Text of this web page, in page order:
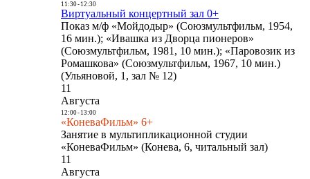
11:30- 12:30
Виртуальный концертный зал 0+
Показ м/ф «Мойдодыр» (Союзмультфильм, 1954,
16 мин.); «Ивашка из Дворца пионеров»
(Союзмультфильм, 1981, 10 мин.); «Паровозик из
Ромашкова» (Союзмультфильм, 1967, 10 мин.)
(Ульяновой, 1, зал № 12)
11
Августа
12:00- 13:00
«КоневаФильм» 6+
Занятие в мультипликационной студии
«КоневаФильм» (Конева, 6, читальный зал)
11
Августа